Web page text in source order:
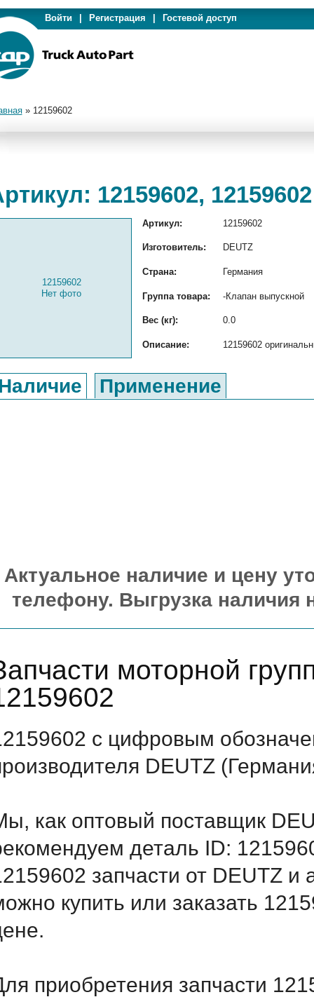
Войти Регистрация Гостевой доступ
» 12159602
12159602, 12159602
12159602
Нет фото
Артикул: 12159602
Изготовитель: DEUTZ
Страна: Германия
Группа товара: -Клапан выпускной
Вес (кг): 0.0
Описание: 12159602
Применение
Актуальное наличие и цену
телефону. Выгрузка наличия
моторной
с цифровым
DEUTZ
как оптовый поставщик
деталь ID:
запчасти от DEUTZ и
купить или заказать
приобретения запчасти